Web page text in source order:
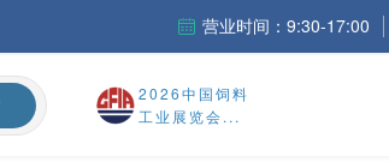
营业时间：9:30-17:00
2026中国饲料
工业展览会...